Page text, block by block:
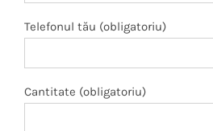
Telefonul tău (obligatoriu)
Cantitate (obligatoriu)